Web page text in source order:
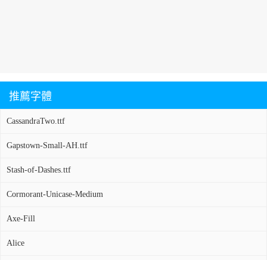
推薦字體
CassandraTwo.ttf
Gapstown-Small-AH.ttf
Stash-of-Dashes.ttf
Cormorant-Unicase-Medium
Axe-Fill
Alice